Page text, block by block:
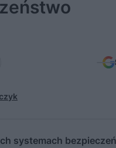
systemach